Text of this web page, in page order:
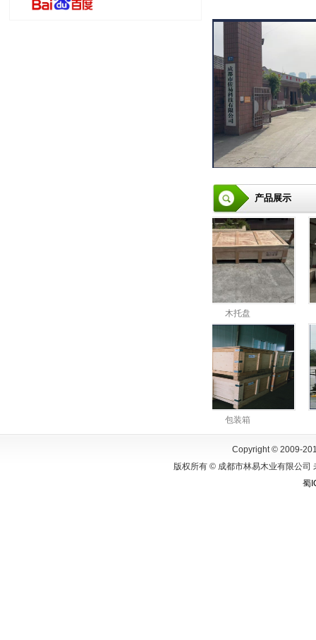
产品展示
木托盘
包装箱
Copyright © 2009-
版权所有 © 成都市林易木业有限公司
蜀